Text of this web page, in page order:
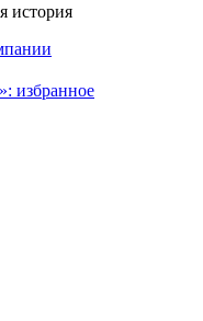
история
избранное